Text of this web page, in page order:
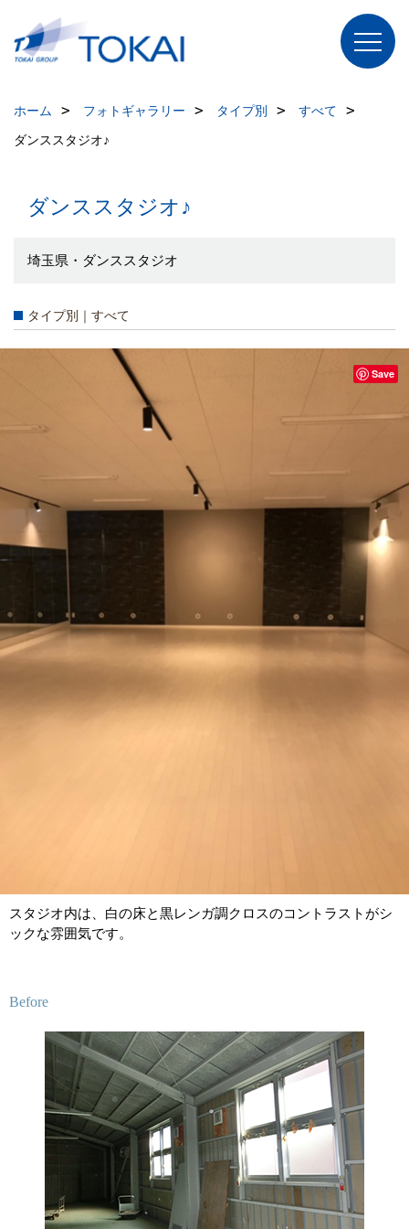
ホーム フォトギャラリー タイプ別
すべて
ダンススタジオ♪
ダンススタジオ♪
埼玉県・ダンススタジオ
タイプ別｜すべて
スタジオ内は、白の床と黒レンガ調クロスのコントラストがシ
ックな雰囲気です。
Before
Save